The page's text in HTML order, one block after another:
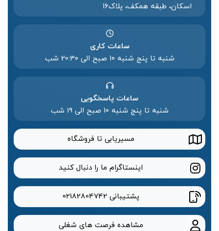
اسکان، طبقه همکف، پلاک۱۶
ساعات کاری
شنبه تا پنج شنبه ۱۰ صبح الی 20:۳۰ شب
ساعات پاسخگویی
شنبه تا پنج شنبه 10 صبح الی 19 شب
مسیریابی تا فروشگاه
اینستاگرام ما را دنبال کنید
پشتیبانی 02182804742
مشاهده فرصت های شغلی